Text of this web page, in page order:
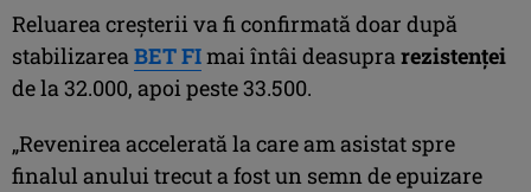
Reluarea creşterii va fi confirmată doar după
stabilizareaBET FImai întâi deasuprarezistenţei
de la 32.000, apoi peste 33.500.
„Revenirea accelerată la care am asistat spre
finalul anului trecut a fost un semn de epuizare